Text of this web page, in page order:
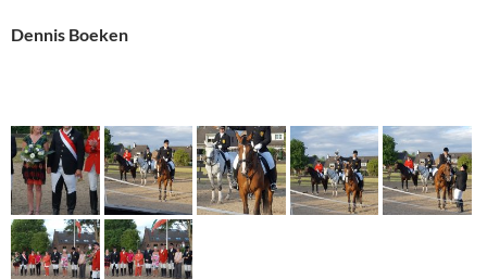
Dennis Boeken